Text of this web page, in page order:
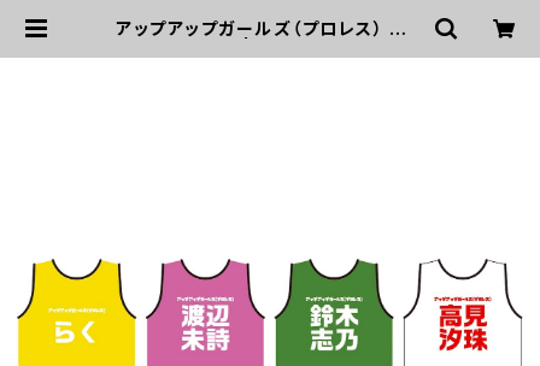
アップアップガールズ（プロレス） ビブ